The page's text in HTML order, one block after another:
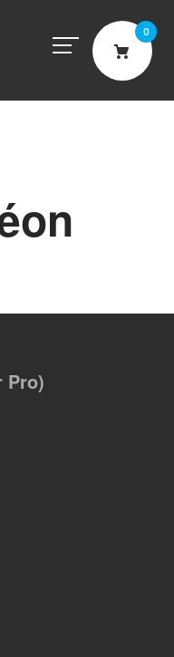
Cart
0
Pro)